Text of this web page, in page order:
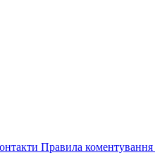
Правила коментування